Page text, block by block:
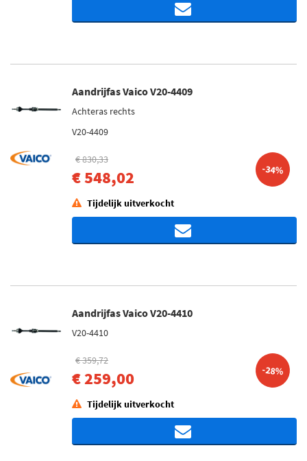
Aandrijfas Vaico V20-4409
Achteras rechts
V20-4409
€ 830,33
€ 548,02 -34%
Tijdelijk uitverkocht
Aandrijfas Vaico V20-4410
V20-4410
€ 359,72
€ 259,00 -28%
Tijdelijk uitverkocht